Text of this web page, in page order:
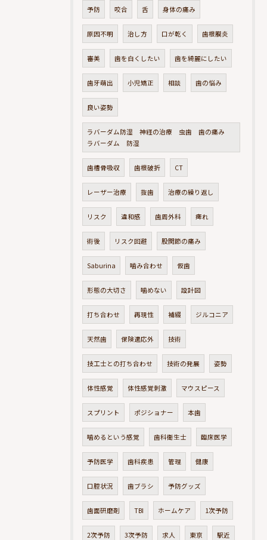
予防 咬合 舌 身体の痛み
原因不明 治し方 口が乾く 歯根膜炎
審美 歯を白くしたい 歯を綺麗にしたい
歯牙萌出 小児矯正 相談 歯の悩み
良い姿勢
ラバーダム防湿 神経の治療 虫歯 歯の痛み
ラバーダム 防湿
歯槽骨吸収 歯根破折 CT
レーザー治療 抜歯 治療の繰り返し
リスク 違和感 歯周外科 痺れ
術後 リスク回避 股関節の痛み
Saburina 噛み合わせ 仮歯
形態の大切さ 噛めない 設計図
打ち合わせ 再現性 補綴 ジルコニア
天然歯 保険適応外 技術
技工士との打ち合わせ 技術の発展 姿勢
体性感覚 体性感覚刺激 マウスピース
スプリント ポジショナー 本歯
噛めるという感覚 歯科衛生士 臨床医学
予防医学 歯科疾患 管理 健康
口腔状況 歯ブラシ 予防グッズ
歯面研磨剤 TBI ホームケア 1次予防
2次予防 3次予防 求人 東京 駅近